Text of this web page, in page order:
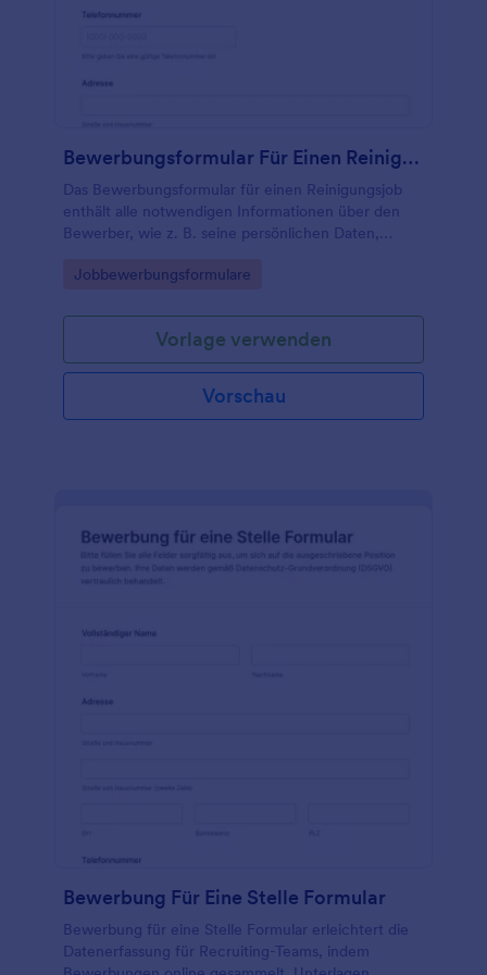
Bewerbungsformular Für Einen Reinigungsjob
Das Bewerbungsformular für einen Reinigungsjob
enthält alle notwendigen Informationen über den
Bewerber, wie z. B. seine persönlichen Daten,
Verfügbarkeit.
Go to Category:
Jobbewerbungsformulare
Vorlage verwenden
Vorschau
Bewerbung Für Eine Stelle Formular
Bewerbung für eine Stelle Formular erleichtert die
Datenerfassung für Recruiting-Teams, indem